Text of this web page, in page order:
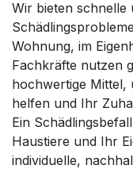
Wir bieten schnelle
Wohnung, im
Fachkräfte nutzen
hochwertige Mittel,
helfen und Ihr
Ein
Haustiere und Ihr
individuelle,